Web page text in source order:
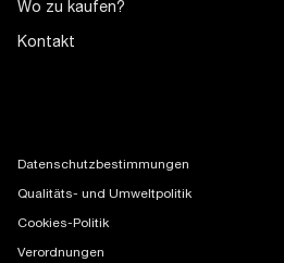
Wo zu kaufen?
Kontakt
Datenschutzbestimmungen
Qualitäts- und Umweltpolitik
Cookies-Politik
Verordnungen